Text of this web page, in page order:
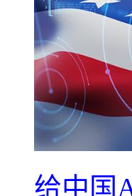
给中国